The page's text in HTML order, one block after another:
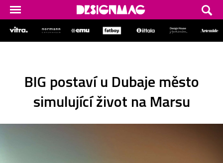
BIG postaví u Dubaje město
simulující život na Marsu